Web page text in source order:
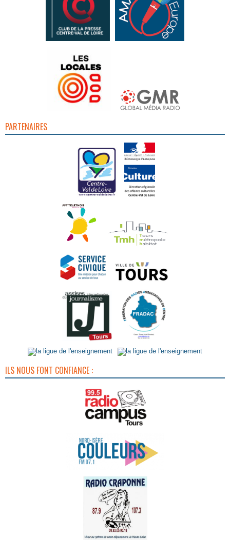
PARTENAIRES
ILS NOUS FONT CONFIANCE :